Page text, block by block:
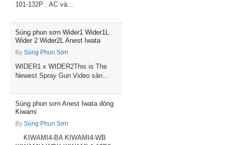
101-132P . AC và...
Súng phun sơn Wider1 Wider1L
Wider 2 Wider2L Anest Iwata
By Súng Phun Sơn
WIDER1 x WIDER2This is The
Newest Spray Gun Video sản...
Súng phun sơn Anest Iwata dòng
Kiwami
By Súng Phun Sơn
KIWAMI4-BA KIWAMI4-WB